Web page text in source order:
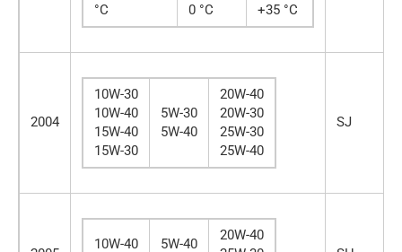
°C
0 °C
+35 °C
2004
10W-30
10W-40
15W-40
15W-30
5W-30
5W-40
20W-40
20W-30
25W-30
25W-40
SJ
10W-40
5W-40
20W-40